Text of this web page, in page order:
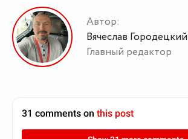
Автор:
Вячеслав Городецкий
Главный редактор